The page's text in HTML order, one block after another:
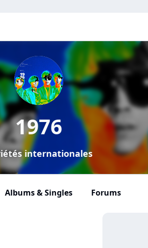
1976
internationales
Albums & Singles Forums